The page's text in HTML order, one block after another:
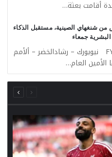
أقامت بعثة…
من شنغهاي الصينية، مستقبل الذكاء
جمعاء
FYE- HN-UN نيويورك – رشادالخضر – ألأمم
الأمين العام…
الصفحة
السابقة
الصفحة
التالية